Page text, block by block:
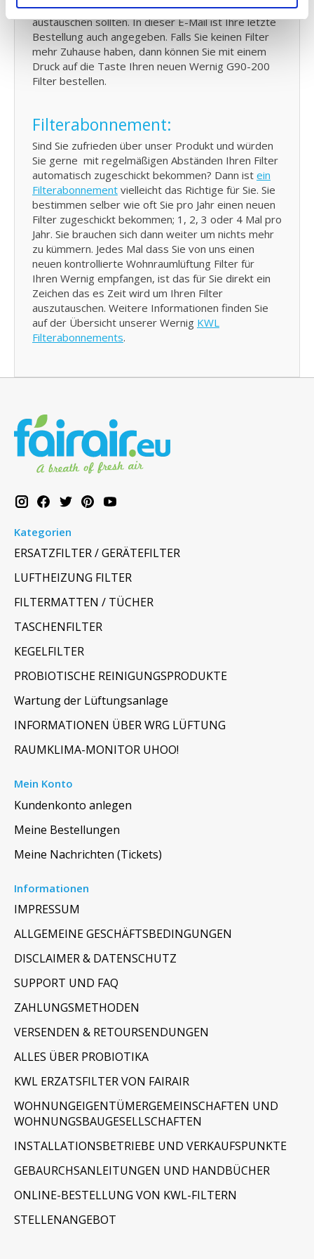
Wernig G90 KWL Filter kontrollieren und eventuell
austauschen sollten. In dieser E-Mail ist Ihre letzte
Bestellung auch angegeben. Falls Sie keinen Filter
mehr Zuhause haben, dann können Sie mit einem
Druck auf die Taste Ihren neuen Wernig G90-200
Filter bestellen.
Filterabonnement:
Sind Sie zufrieden über unser Produkt und würden
Sie gerne mit regelmäßigen Abständen Ihren Filter
automatisch zugeschickt bekommen? Dann ist ein
Filterabonnement vielleicht das Richtige für Sie. Sie
bestimmen selber wie oft Sie pro Jahr einen neuen
Filter zugeschickt bekommen; 1, 2, 3 oder 4 Mal pro
Jahr. Sie brauchen sich dann weiter um nichts mehr
zu kümmern. Jedes Mal dass Sie von uns einen
neuen kontrollierte Wohnraumlüftung Filter für
Ihren Wernig empfangen, ist das für Sie direkt ein
Zeichen das es Zeit wird um Ihren Filter
auszutauschen. Weitere Informationen finden Sie
auf der Übersicht unserer Wernig KWL
Filterabonnements.
Kategorien
ERSATZFILTER / GERÄTEFILTER
LUFTHEIZUNG FILTER
FILTERMATTEN / TÜCHER
TASCHENFILTER
KEGELFILTER
PROBIOTISCHE REINIGUNGSPRODUKTE
Wartung der Lüftungsanlage
INFORMATIONEN ÜBER WRG LÜFTUNG
RAUMKLIMA-MONITOR UHOO!
Mein Konto
Kundenkonto anlegen
Meine Bestellungen
Meine Nachrichten (Tickets)
Informationen
IMPRESSUM
ALLGEMEINE GESCHÄFTSBEDINGUNGEN
DISCLAIMER & DATENSCHUTZ
SUPPORT UND FAQ
ZAHLUNGSMETHODEN
VERSENDEN & RETOURSENDUNGEN
ALLES ÜBER PROBIOTIKA
KWL ERZATSFILTER VON FAIRAIR
WOHNUNGEIGENTÜMERGEMEINSCHAFTEN UND
WOHNUNGSBAUGESELLSCHAFTEN
INSTALLATIONSBETRIEBE UND VERKAUFSPUNKTE
GEBAURCHSANLEITUNGEN UND HANDBÜCHER
ONLINE-BESTELLUNG VON KWL-FILTERN
STELLENANGEBOT